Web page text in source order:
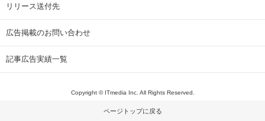
リリース送付先
広告掲載のお問い合わせ
記事広告実績一覧
Copyright © ITmedia Inc. All Rights Reserved.
ページトップに戻る